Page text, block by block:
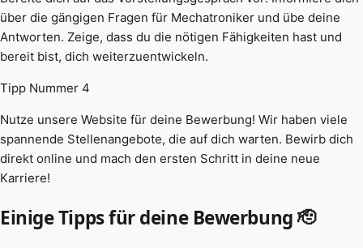
über die gängigen Fragen für Mechatroniker und übe deine
Antworten. Zeige, dass du die nötigen Fähigkeiten hast und
bereit bist, dich weiterzuentwickeln.
Tipp Nummer 4
Nutze unsere Website für deine Bewerbung! Wir haben viele
spannende Stellenangebote, die auf dich warten. Bewirb dich
direkt online und mach den ersten Schritt in deine neue
Karriere!
Einige Tipps für deine Bewerbung 🫡